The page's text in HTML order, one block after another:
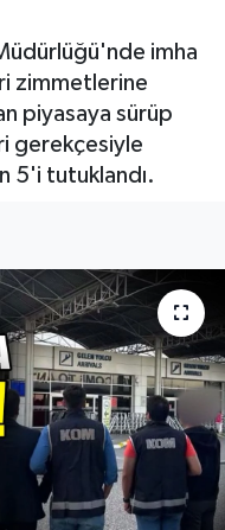
imha
zimmetlerine
piyasaya sürüp
gerekçesiyle
5'i tutuklandı.